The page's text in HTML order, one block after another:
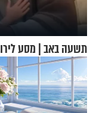
תשעה באב | מסע